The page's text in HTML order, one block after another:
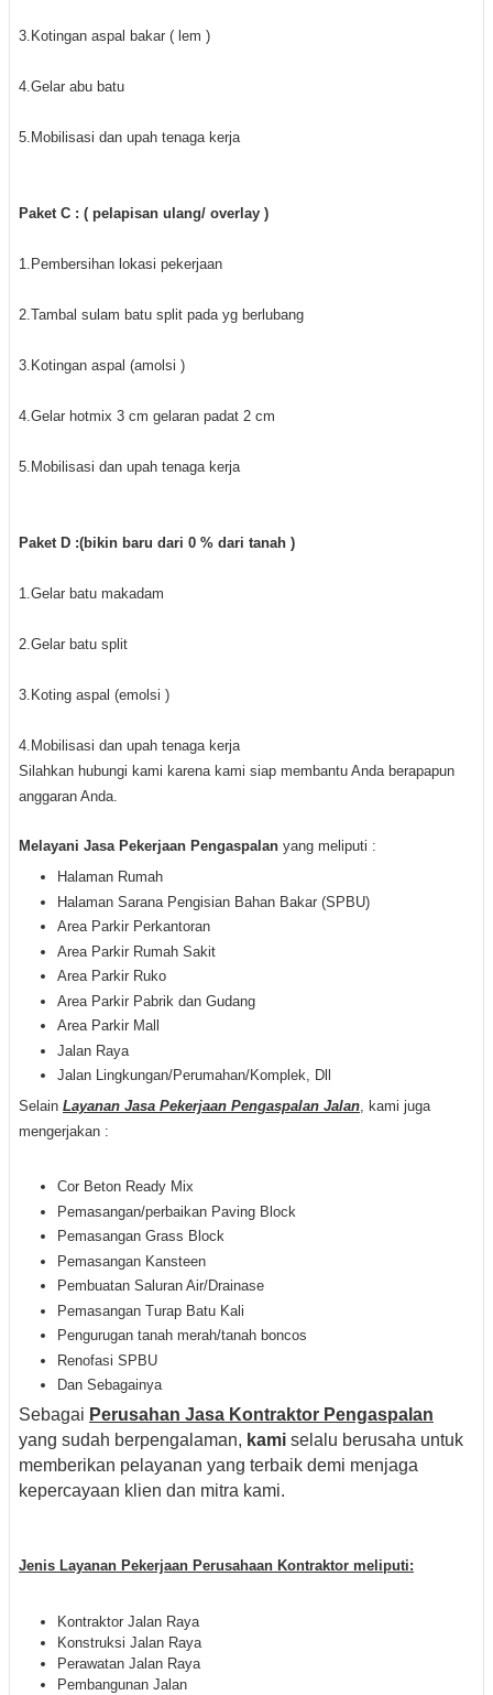
3.Kotingan aspal bakar ( lem )
4.Gelar abu batu
5.Mobilisasi dan upah tenaga kerja
Paket C : ( pelapisan ulang/ overlay )
1.Pembersihan lokasi pekerjaan
2.Tambal sulam batu split pada yg berlubang
3.Kotingan aspal (amolsi )
4.Gelar hotmix 3 cm gelaran padat 2 cm
5.Mobilisasi dan upah tenaga kerja
Paket D :(bikin baru dari 0 % dari tanah )
1.Gelar batu makadam
2.Gelar batu split
3.Koting aspal (emolsi )
4.Mobilisasi dan upah tenaga kerja
Silahkan hubungi kami karena kami siap membantu Anda berapapun
anggaran Anda.
Melayani Jasa Pekerjaan Pengaspalan yang meliputi :
Halaman Rumah
Halaman Sarana Pengisian Bahan Bakar (SPBU)
Area Parkir Perkantoran
Area Parkir Rumah Sakit
Area Parkir Ruko
Area Parkir Pabrik dan Gudang
Area Parkir Mall
Jalan Raya
Jalan Lingkungan/Perumahan/Komplek, Dll
Selain Layanan Jasa Pekerjaan Pengaspalan Jalan, kami juga
mengerjakan :
Cor Beton Ready Mix
Pemasangan/perbaikan Paving Block
Pemasangan Grass Block
Pemasangan Kansteen
Pembuatan Saluran Air/Drainase
Pemasangan Turap Batu Kali
Pengurugan tanah merah/tanah boncos
Renofasi SPBU
Dan Sebagainya
Sebagai Perusahan Jasa Kontraktor Pengaspalan
yang sudah berpengalaman, kami selalu berusaha untuk
memberikan pelayanan yang terbaik demi menjaga
kepercayaan klien dan mitra kami.
Jenis Layanan Pekerjaan Perusahaan Kontraktor meliputi:
Kontraktor Jalan Raya
Konstruksi Jalan Raya
Perawatan Jalan Raya
Pembangunan Jalan